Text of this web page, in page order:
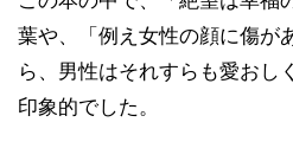
葉や、「例え女性の顔に傷が
ら、男性はそれすらも愛おし
印象的でした。